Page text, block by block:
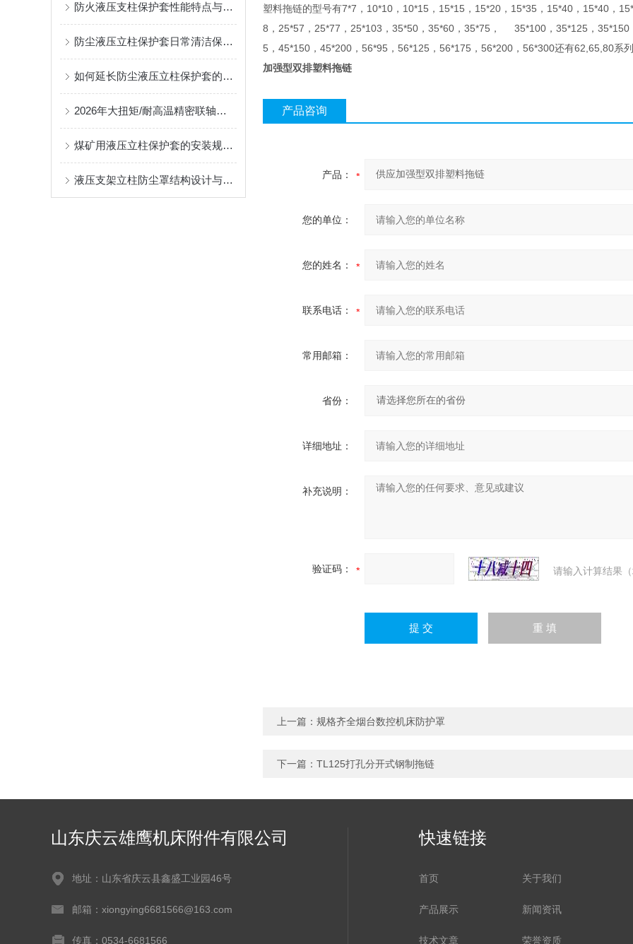
防火液压支柱保护套性能特点与阻燃防护应用
防尘液压立柱保护套日常清洁保养与更换规范
如何延长防尘液压立柱保护套的使用寿命？
2026年大扭矩/耐高温精密联轴器定制找哪家？能实现精准定制的优质厂家盘点
煤矿用液压立柱保护套的安装规范与使用寿命提升方案
液压支架立柱防尘罩结构设计与密封防护原理
塑料拖链的型号有7*7，10*10，10*15，15*15，15*20，15*35，15*40，15*40，
8，25*57，25*77，25*103，35*50，35*60，35*75， 35*100，35*125，35*150
5，45*150，45*200，56*95，56*125，56*175，56*200，56*300还有62,65,80系
加强型双排塑料拖链
产品咨询
产品：
您的单位：
您的姓名：
联系电话：
常用邮箱：
省份：
详细地址：
补充说明：
验证码： 请输入计算结果
上一篇： 规格齐全烟台数控机床防护罩
下一篇： TL125打孔分开式钢制拖链
山东庆云雄鹰机床附件有限公司
地址：山东省庆云县鑫盛工业园46号
邮箱：xiongying6681566@163.com
传真：0534-6681566
快速链接
首页 关于我们
产品展示 新闻资讯
技术文章 荣誉资质